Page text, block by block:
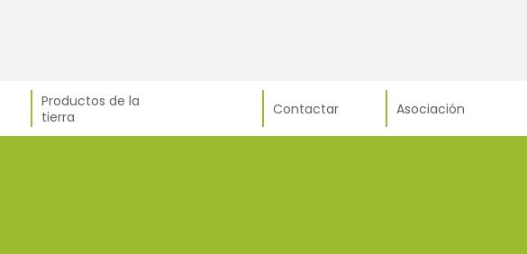
Productos de la
tierra
Contactar Asociación